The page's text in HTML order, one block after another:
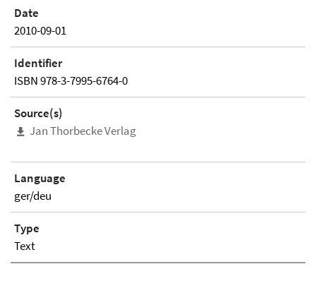
Date
2010-09-01
Identifier
ISBN 978-3-7995-6764-0
Source(s)
Jan Thorbecke Verlag
Language
ger/deu
Type
Text